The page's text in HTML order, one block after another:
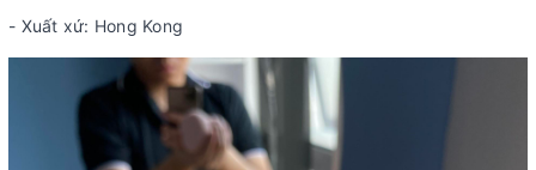
- Xuất xứ: Hong Kong